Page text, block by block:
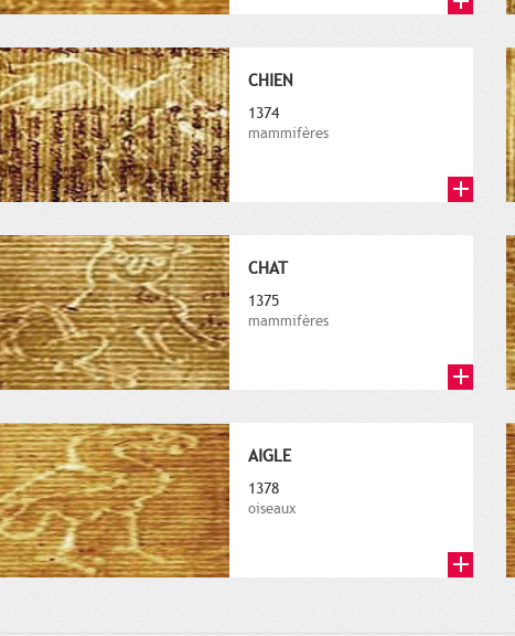
CHIEN
1374
mammifères
CHAT
1375
mammifères
AIGLE
1378
oiseaux